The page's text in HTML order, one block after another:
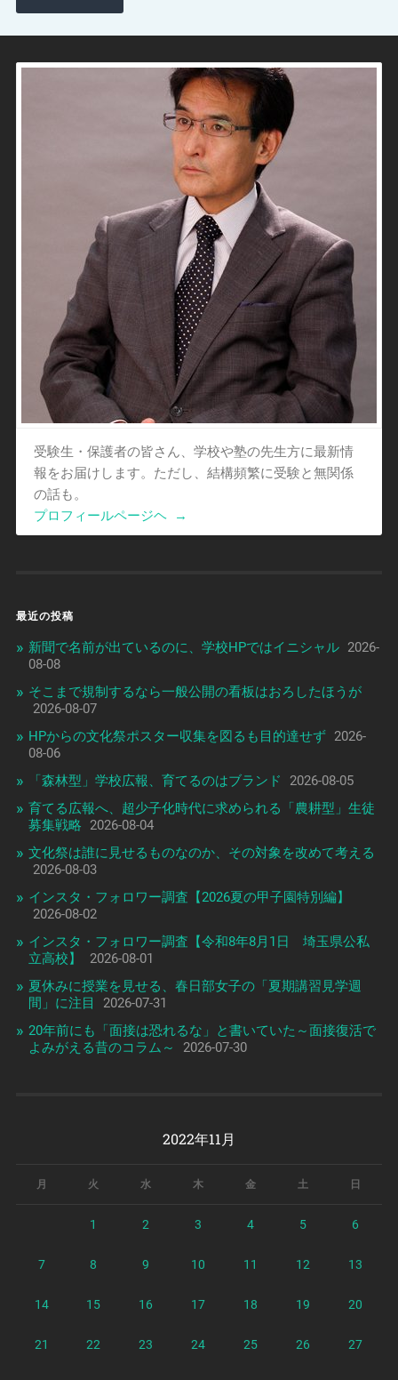
受験生・保護者の皆さん、学校や塾の先生方に最新情
報をお届けします。ただし、結構頻繁に受験と無関係
の話も。
プロフィールページヘ
→
最近の投稿
新聞で名前が出ているのに、学校HPではイニシャル 2026-
08-08
そこまで規制するなら一般公開の看板はおろしたほうが
2026-08-07
HPからの文化祭ポスター収集を図るも目的達せず 2026-
08-06
「森林型」学校広報、育てるのはブランド
2026-08-05
育てる広報へ、超少子化時代に求められる「農耕型」生徒
募集戦略
2026-08-04
文化祭は誰に見せるものなのか、その対象を改めて考える
2026-08-03
インスタ・フォロワー調査【2026夏の甲子園特別編】
2026-08-02
インスタ・フォロワー調査【令和8年8月1日 埼玉県公私
立高校】
2026-08-01
夏休みに授業を見せる、春日部女子の「夏期講習見学週
間」に注目
2026-07-31
20年前にも「面接は恐れるな」と書いていた～面接復活で
よみがえる昔のコラム～
2026-07-30
2022年11月
月 火 水 木 金 土 日
1 2 3 4 5 6
7 8 9 10 11 12 13
14 15 16 17 18 19 20
21 22 23 24 25 26 27